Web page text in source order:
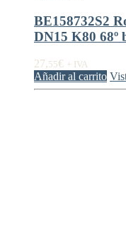
BE158732S2
DN15 K80 68º
27,55€ + IVA
Añadir al carrito